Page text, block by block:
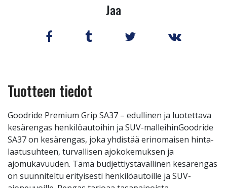
Jaa
Tuotteen tiedot
Goodride Premium Grip SA37 – edullinen ja luotettava
kesärengas henkilöautoihin ja SUV-malleihinGoodride
SA37 on kesärengas, joka yhdistää erinomaisen hinta-
laatusuhteen, turvallisen ajokokemuksen ja
ajomukavuuden. Tämä budjettiystävällinen kesärengas
on suunniteltu erityisesti henkilöautoille ja SUV-